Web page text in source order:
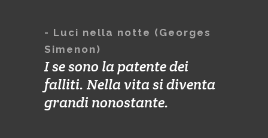
- Luci nella notte (Georges
Simenon)
I se sono la patente dei
falliti. Nella vita si diventa
grandi nonostante.